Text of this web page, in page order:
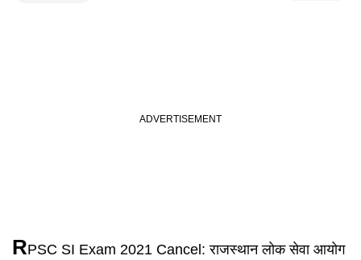
RPSC SI Exam 2021 Cancel :राजस्थान लोक सेवा आयोग